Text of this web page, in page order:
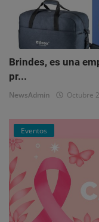
Brindes, es una
pr...
NewsAdmin Octubre
Eventos